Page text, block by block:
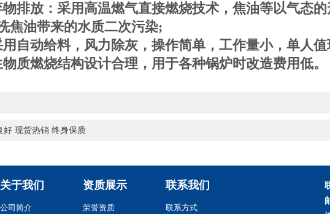
排放：采用高温燃气直接燃烧技术，焦油等以气态
焦油带来的水质二次污染;
自动给料，风力除灰，操作简单，工作量小，单人
质燃烧结构设计合理，用于各种锅炉时改造费用低。
好 现货热销 终身保质
关于我们
公司简介
资质展示
荣誉资质
联系我们
联系方式